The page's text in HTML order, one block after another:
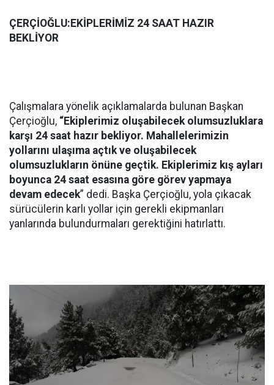
ÇERÇİOĞLU:EKİPLERİMİZ 24 SAAT HAZIR
BEKLİYOR
Çalışmalara yönelik açıklamalarda bulunan Başkan
Çerçioğlu, “Ekiplerimiz oluşabilecek olumsuzluklara
karşı 24 saat hazır bekliyor. Mahallelerimizin
yollarını ulaşıma açtık ve oluşabilecek
olumsuzlukların önüne geçtik. Ekiplerimiz kış ayları
boyunca 24 saat esasına göre görev yapmaya
devam edecek” dedi. Başka Çerçioğlu, yola çıkacak
sürücülerin karlı yollar için gerekli ekipmanları
yanlarında bulundurmaları gerektiğini hatırlattı.